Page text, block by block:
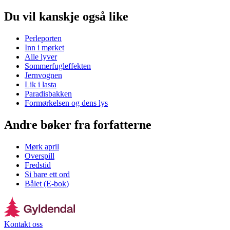
Du vil kanskje også like
Perleporten
Inn i mørket
Alle lyver
Sommerfugleffekten
Jernvognen
Lik i lasta
Paradisbakken
Formørkelsen og dens lys
Andre bøker fra forfatterne
Mørk april
Overspill
Fredstid
Si bare ett ord
Bålet (E-bok)
Kontakt oss